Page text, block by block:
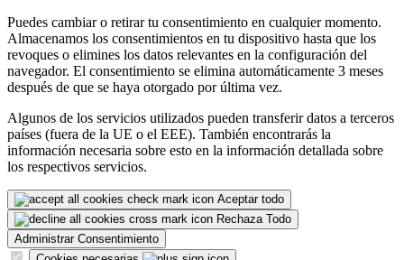
Puedes cambiar o retirar tu consentimiento en cualquier momento.
Almacenamos los consentimientos en tu dispositivo hasta que los
revoques o elimines los datos relevantes en la configuración del
navegador. El consentimiento se elimina automáticamente 3 meses
después de que se haya otorgado por última vez.
Algunos de los servicios utilizados pueden transferir datos a terceros
países (fuera de la UE o el EEE). También encontrarás la
información necesaria sobre esto en la información detallada sobre
los respectivos servicios.
Aceptar todo
Rechaza Todo
Administrar Consentimiento